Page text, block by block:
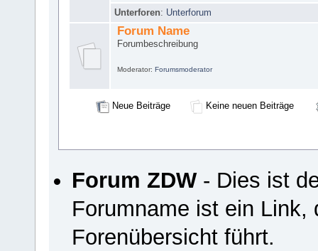
Unterforen: Unterforum
Forum Name
Forumbeschreibung
Moderator: Forumsmoderator
Neue Beiträge Keine neuen Beiträge
Forum ZDW- Dies ist
Forumname ist ein Link,
Forenübersicht führt.